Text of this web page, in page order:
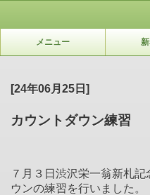
メニュー
[24年06月25日]
カウントダウン練習
７月３日渋沢栄一翁新札
ウンの練習を行いました。